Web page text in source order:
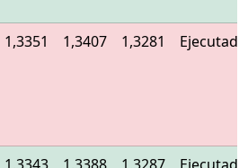
1,3351 1,3407 1,3281 Ejecutado